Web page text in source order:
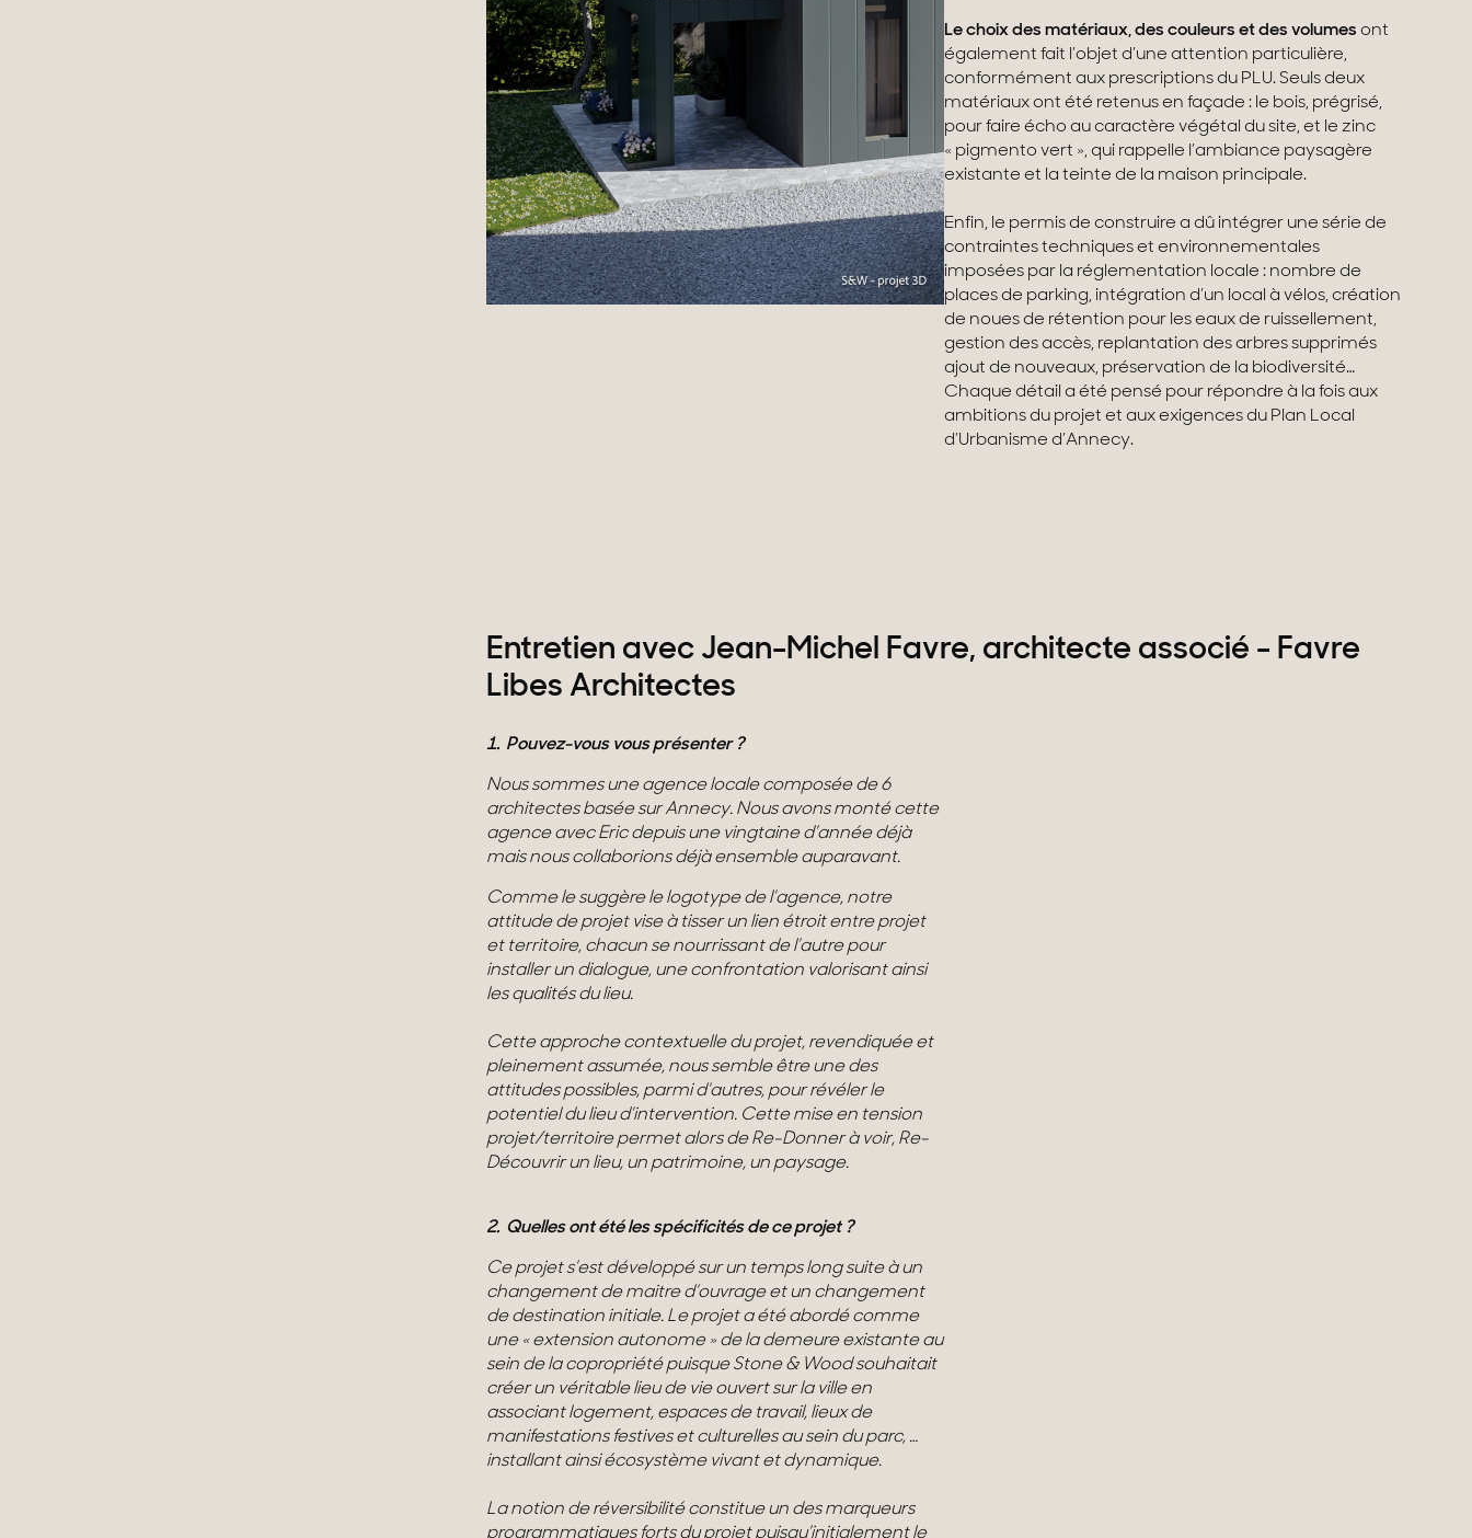
Le choix des matériaux, des couleurs et des volumes ont
également fait l’objet d’une attention particulière,
conformément aux prescriptions du PLU. Seuls deux
matériaux ont été retenus en façade : le bois, prégrisé,
pour faire écho au caractère végétal du site, et le zinc
« pigmento vert », qui rappelle l’ambiance paysagère
existante et la teinte de la maison principale.
Enfin, le permis de construire a dû intégrer une série de
contraintes techniques et environnementales
imposées par la réglementation locale : nombre de
places de parking, intégration d’un local à vélos, création
de noues de rétention pour les eaux de ruissellement,
gestion des accès, replantation des arbres supprimés
ajout de nouveaux, préservation de la biodiversité…
Chaque détail a été pensé pour répondre à la fois aux
ambitions du projet et aux exigences du Plan Local
d’Urbanisme d’Annecy.
Entretien avec Jean-Michel Favre, architecte associé - Favre
Libes Architectes
1. Pouvez-vous vous présenter ?
Nous sommes une agence locale composée de 6
architectes basée sur Annecy. Nous avons monté cette
agence avec Eric depuis une vingtaine d’année déjà
mais nous collaborions déjà ensemble auparavant.
Comme le suggère le logotype de l'agence, notre
attitude de projet vise à tisser un lien étroit entre projet
et territoire, chacun se nourrissant de l'autre pour
installer un dialogue, une confrontation valorisant ainsi
les qualités du lieu.
Cette approche contextuelle du projet, revendiquée et
pleinement assumée, nous semble être une des
attitudes possibles, parmi d'autres, pour révéler le
potentiel du lieu d'intervention. Cette mise en tension
projet/territoire permet alors de Re-Donner à voir, Re-
Découvrir un lieu, un patrimoine, un paysage.
2. Quelles ont été les spécificités de ce projet ?
Ce projet s’est développé sur un temps long suite à un
changement de maitre d’ouvrage et un changement
de destination initiale. Le projet a été abordé comme
une « extension autonome » de la demeure existante au
sein de la copropriété puisque Stone & Wood souhaitait
créer un véritable lieu de vie ouvert sur la ville en
associant logement, espaces de travail, lieux de
manifestations festives et culturelles au sein du parc, …
installant ainsi écosystème vivant et dynamique.
La notion de réversibilité constitue un des marqueurs
programmatiques forts du projet puisqu’initialement le